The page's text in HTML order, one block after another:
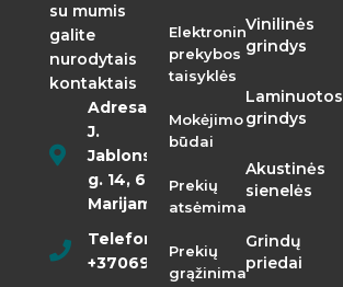
su mumis
galite
nurodytais
kontaktais
Adresas:
J.
Jablonskio
g. 14, 68290
Marijampolė
Telefonas:
+37069855400
Elektroninės
prekybos
taisyklės
Mokėjimo
būdai
Prekių
atsėmimas
Prekių
grąžinimas
Vinilinės
grindys
Laminuotos
grindys
Akustinės
sienelės
Grindų
priedai